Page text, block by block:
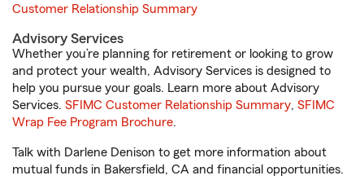
Customer Relationship Summary
Advisory Services
Whether you’re planning for retirement or looking to grow
and protect your wealth, Advisory Services is designed to
help you pursue your goals. Learn more about Advisory
Services. SFIMC Customer Relationship Summary, SFIMC
Wrap Fee Program Brochure.
Talk with Darlene Denison to get more information about
mutual funds in Bakersfield, CA and financial opportunities.